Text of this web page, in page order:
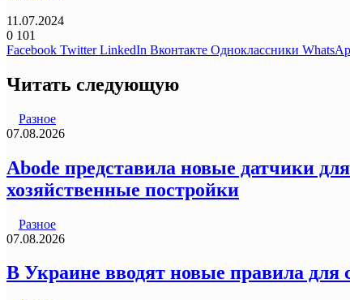
11.07.2024
0 101
Facebook Twitter LinkedIn Вконтакте Одноклассники
Читать следующую
Разное
07.08.2026
Abode представила новые датчики
хозяйственные постройки
Разное
07.08.2026
В Украине вводят новые правила